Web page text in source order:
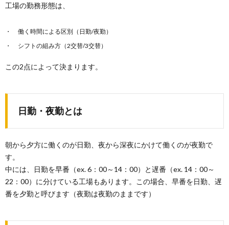
工場の勤務形態は、
働く時間による区別（日勤/夜勤）
シフトの組み方（2交替/3交替）
この2点によって決まります。
日勤・夜勤とは
朝から夕方に働くのが日勤、夜から深夜にかけて働くのが夜勤で
す。
中には、日勤を早番（ex. 6：00～14：00）と遅番（ex. 14：00～
22：00）に分けている工場もあります。この場合、早番を日勤、遅
番を夕勤と呼びます（夜勤は夜勤のままです）